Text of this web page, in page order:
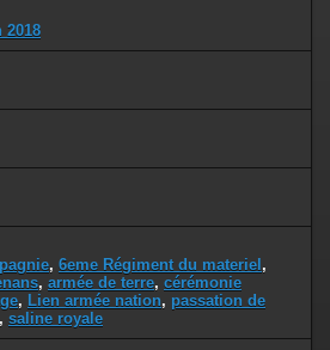
2018
, 6eme Régiment du materiel ,
, armée de terre, cérémonie
, Lien armée nation, passation de
, saline royale